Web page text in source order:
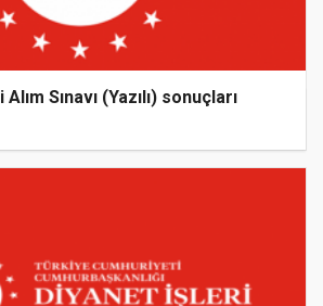
Sınavı (Yazılı) sonuçları